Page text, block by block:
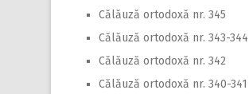
Călăuză ortodoxă nr. 345
Călăuză ortodoxă nr. 343-344
Călăuză ortodoxă nr. 342
Călăuză ortodoxă nr. 340-341